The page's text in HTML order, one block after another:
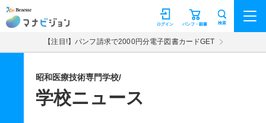
マナビジョン パンフ・願書
ログイン 検索
【注目!】パンフ請求で2000円分電子図書カードGET
昭和医療技術専門学校/
学校ニュース